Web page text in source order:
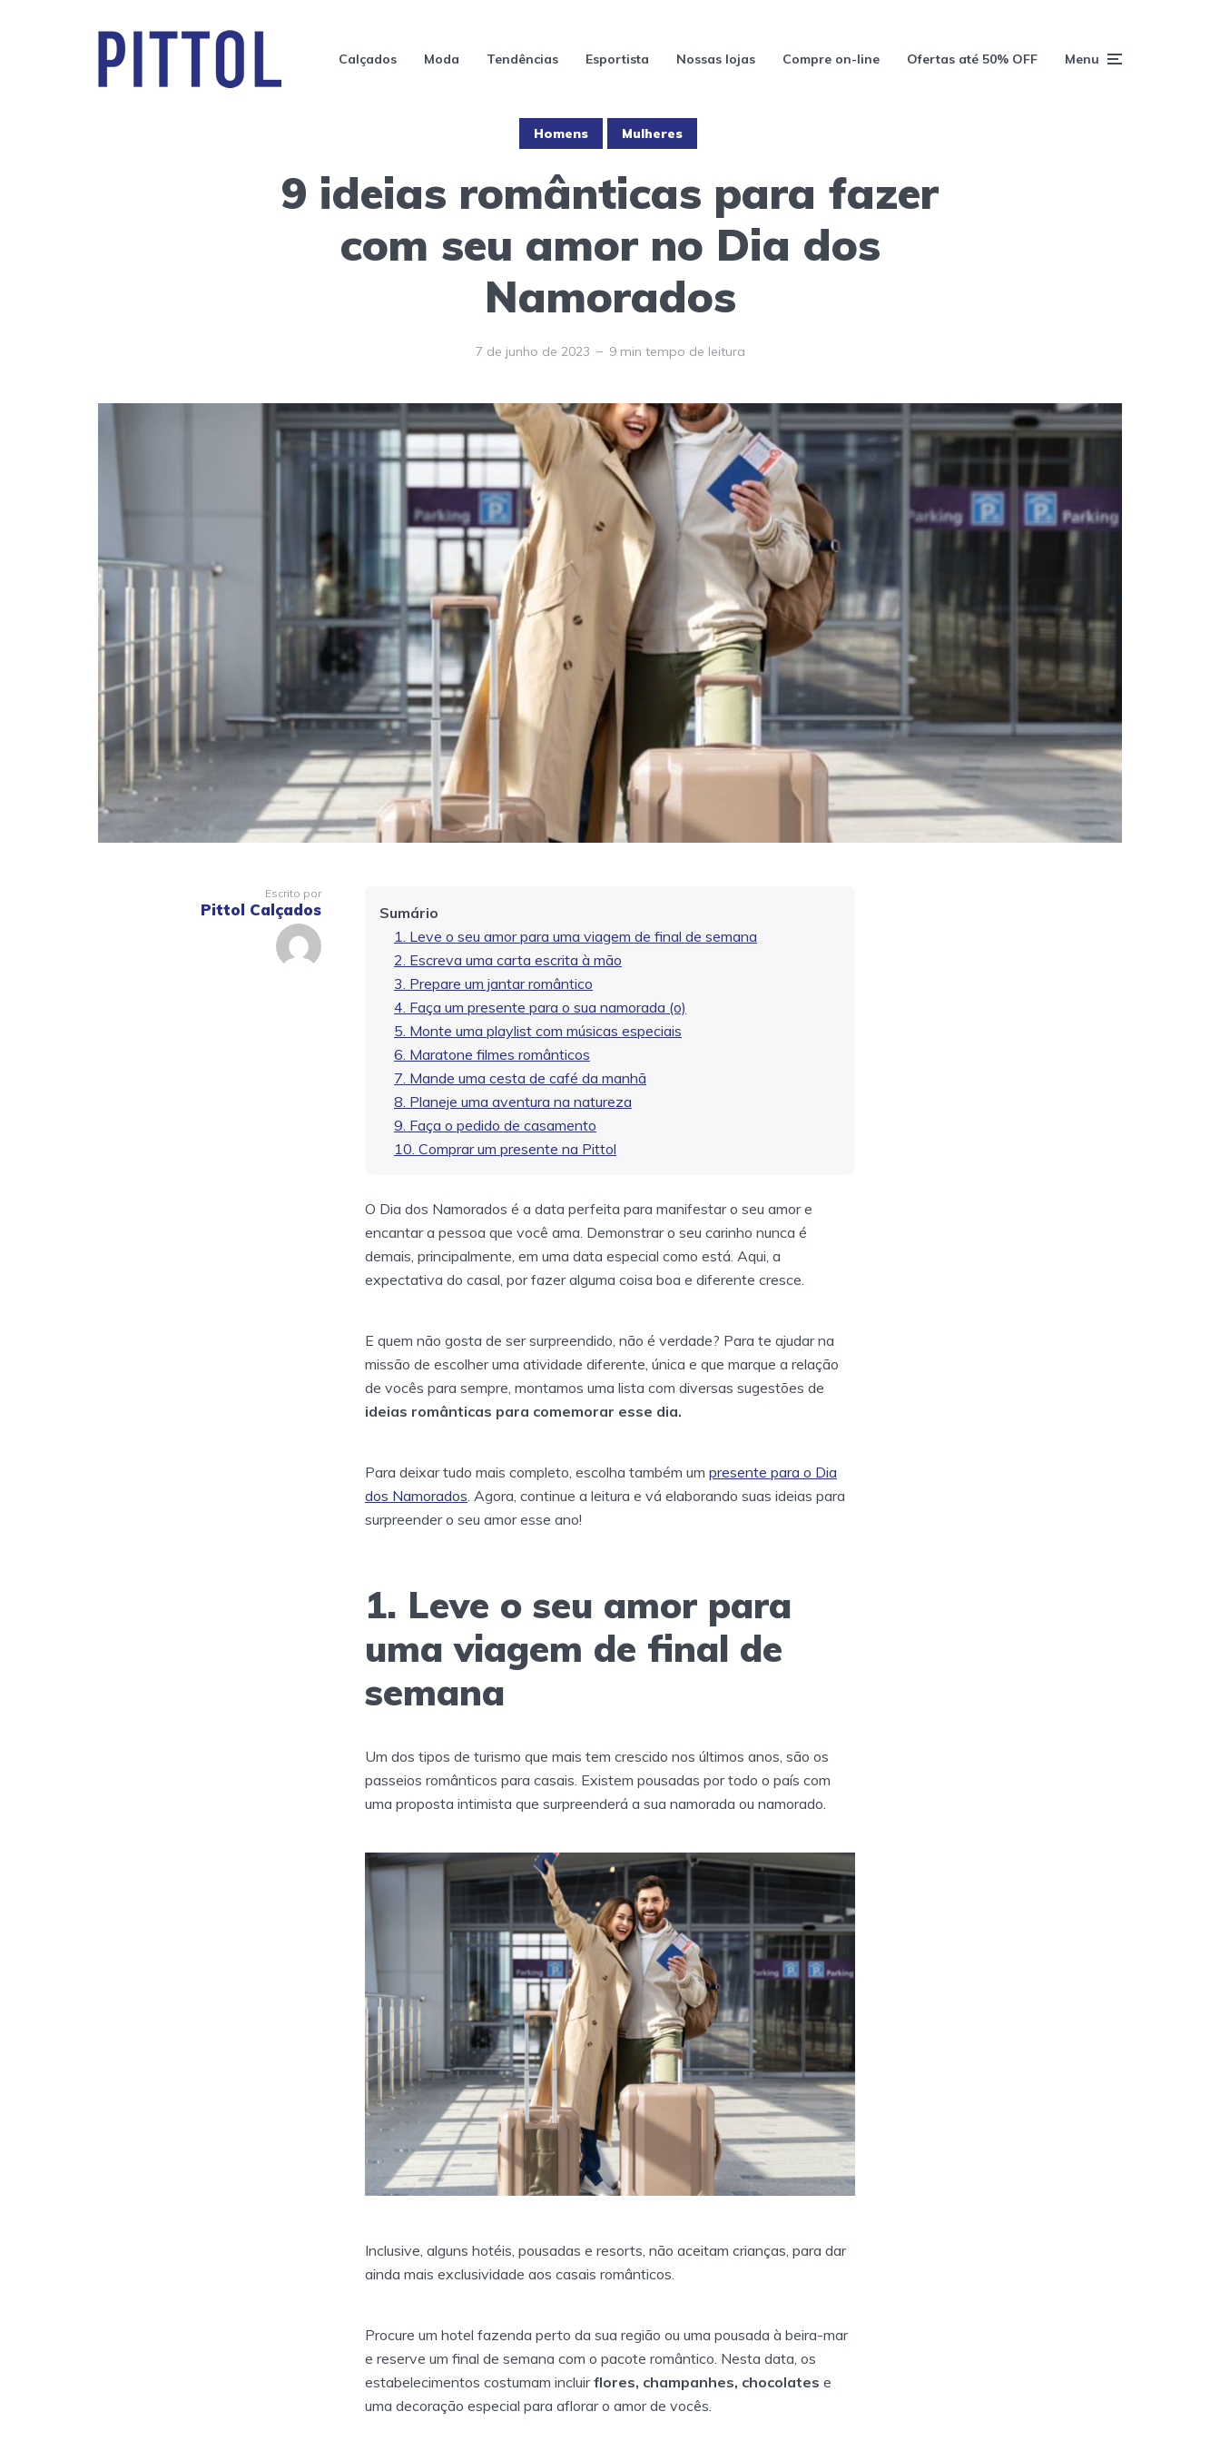
Calçados Moda Tendências Esportista Nossas lojas Compre on-line Ofertas até 50% OFF Menu
Homens Mulheres
9 ideias românticas para fazer
com seu amor no Dia dos
Namorados
7 de junho de 2023 9 min tempo de leitura
Escrito por
Pittol Calçados
Sumário
1. Leve o seu amor para uma viagem de final de semana
2. Escreva uma carta escrita à mão
3. Prepare um jantar romântico
4. Faça um presente para o sua namorada (o)
5. Monte uma playlist com músicas especiais
6. Maratone filmes românticos
7. Mande uma cesta de café da manhã
8. Planeje uma aventura na natureza
9. Faça o pedido de casamento
10. Comprar um presente na Pittol
O Dia dos Namorados é a data perfeita para manifestar o seu amor e
encantar a pessoa que você ama. Demonstrar o seu carinho nunca é
demais, principalmente, em uma data especial como está. Aqui, a
expectativa do casal, por fazer alguma coisa boa e diferente cresce.
E quem não gosta de ser surpreendido, não é verdade? Para te ajudar na
missão de escolher uma atividade diferente, única e que marque a relação
de vocês para sempre, montamos uma lista com diversas sugestões de
ideias românticas para comemorar esse dia.
Para deixar tudo mais completo, escolha também um presente para o Dia
dos Namorados . Agora, continue a leitura e vá elaborando suas ideias para
surpreender o seu amor esse ano!
1. Leve o seu amor para
uma viagem de final de
semana
Um dos tipos de turismo que mais tem crescido nos últimos anos, são os
passeios românticos para casais. Existem pousadas por todo o país com
uma proposta intimista que surpreenderá a sua namorada ou namorado.
Inclusive, alguns hotéis, pousadas e resorts, não aceitam crianças, para dar
ainda mais exclusividade aos casais românticos.
Procure um hotel fazenda perto da sua região ou uma pousada à beira-mar
e reserve um final de semana com o pacote romântico. Nesta data, os
estabelecimentos costumam incluirflores, champanhes, chocolates e
uma decoração especial para aflorar o amor de vocês.